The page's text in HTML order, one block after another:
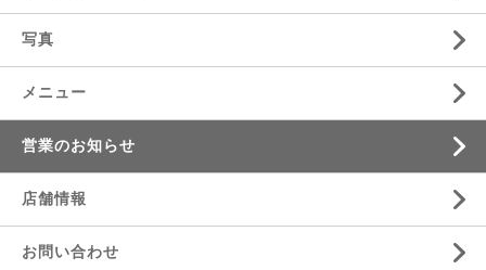
写真
メニュー
営業のお知らせ
店舗情報
お問い合わせ